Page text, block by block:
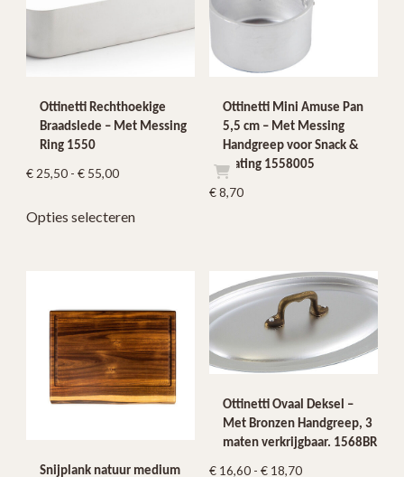
worden
Ottinetti Rechthoekige
Braadslede – Met Messing
Ring 1550
€ 25,50 - € 55,00Prijsklasse:
tot
Opties selecterenproduct
Deze
optie
kan
gekozen
worden
productpagina
Ottinetti Mini Amuse Pan
5,5 cm – Met Messing
Handgreep voor Snack &
Plating 1558005
€8,70
Snijplank natuur medium
Ottinetti Ovaal Deksel –
Met Bronzen Handgreep, 3
maten verkrijgbaar. 1568BR
€16,60 - €18,70Prijsklasse: